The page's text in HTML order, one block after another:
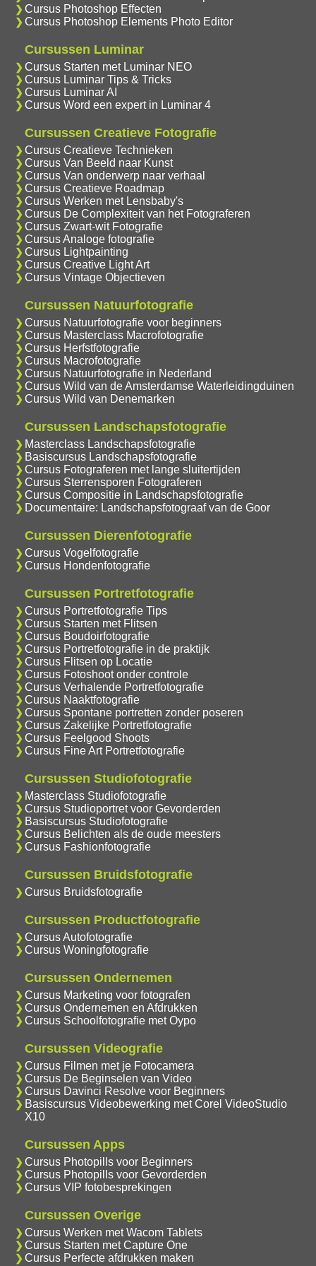
Cursus Photoshop Effecten
Cursus Photoshop Elements Photo Editor
Cursussen Luminar
Cursus Starten met Luminar NEO
Cursus Luminar Tips & Tricks
Cursus Luminar AI
Cursus Word een expert in Luminar 4
Cursussen Creatieve Fotografie
Cursus Creatieve Technieken
Cursus Van Beeld naar Kunst
Cursus Van onderwerp naar verhaal
Cursus Creatieve Roadmap
Cursus Werken met Lensbaby's
Cursus De Complexiteit van het Fotograferen
Cursus Zwart-wit Fotografie
Cursus Analoge fotografie
Cursus Lightpainting
Cursus Creative Light Art
Cursus Vintage Objectieven
Cursussen Natuurfotografie
Cursus Natuurfotografie voor beginners
Cursus Masterclass Macrofotografie
Cursus Herfstfotografie
Cursus Macrofotografie
Cursus Natuurfotografie in Nederland
Cursus Wild van de Amsterdamse Waterleidingduinen
Cursus Wild van Denemarken
Cursussen Landschapsfotografie
Masterclass Landschapsfotografie
Basiscursus Landschapsfotografie
Cursus Fotograferen met lange sluitertijden
Cursus Sterrensporen Fotograferen
Cursus Compositie in Landschapsfotografie
Documentaire: Landschapsfotograaf van de Goor
Cursussen Dierenfotografie
Cursus Vogelfotografie
Cursus Hondenfotografie
Cursussen Portretfotografie
Cursus Portretfotografie Tips
Cursus Starten met Flitsen
Cursus Boudoirfotografie
Cursus Portretfotografie in de praktijk
Cursus Flitsen op Locatie
Cursus Fotoshoot onder controle
Cursus Verhalende Portretfotografie
Cursus Naaktfotografie
Cursus Spontane portretten zonder poseren
Cursus Zakelijke Portretfotografie
Cursus Feelgood Shoots
Cursus Fine Art Portretfotografie
Cursussen Studiofotografie
Masterclass Studiofotografie
Cursus Studioportret voor Gevorderden
Basiscursus Studiofotografie
Cursus Belichten als de oude meesters
Cursus Fashionfotografie
Cursussen Bruidsfotografie
Cursus Bruidsfotografie
Cursussen Productfotografie
Cursus Autofotografie
Cursus Woningfotografie
Cursussen Ondernemen
Cursus Marketing voor fotografen
Cursus Ondernemen en Afdrukken
Cursus Schoolfotografie met Oypo
Cursussen Videografie
Cursus Filmen met je Fotocamera
Cursus De Beginselen van Video
Cursus Davinci Resolve voor Beginners
Basiscursus Videobewerking met Corel VideoStudio
X10
Cursussen Apps
Cursus Photopills voor Beginners
Cursus Photopills voor Gevorderden
Cursus VIP fotobesprekingen
Cursussen Overige
Cursus Werken met Wacom Tablets
Cursus Starten met Capture One
Cursus Perfecte afdrukken maken